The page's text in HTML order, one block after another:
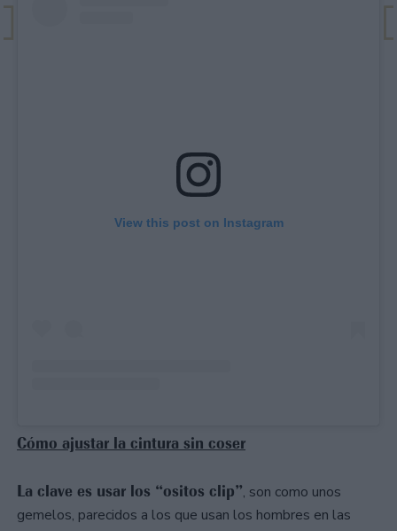
View this post on Instagram
Cómo ajustar la cintura sin coser
La clave es usar los “ositos clip”, son como unos
gemelos, parecidos a los que usan los hombres en las